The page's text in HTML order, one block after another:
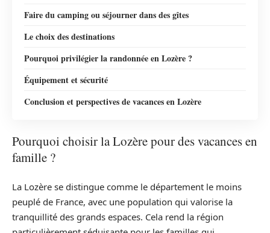
Faire du camping ou séjourner dans des gîtes
Le choix des destinations
Pourquoi privilégier la randonnée en Lozère ?
Équipement et sécurité
Conclusion et perspectives de vacances en Lozère
Pourquoi choisir la Lozère pour des vacances en
famille ?
La Lozère se distingue comme le département le moins
peuplé de France, avec une population qui valorise la
tranquillité des grands espaces. Cela rend la région